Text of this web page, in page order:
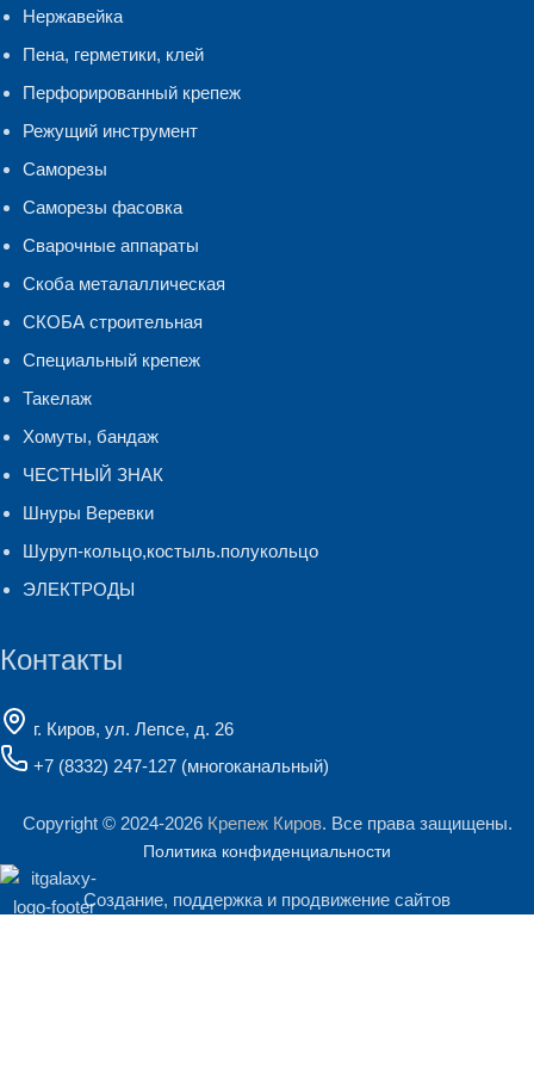
Нержавейка
Пена, герметики, клей
Перфорированный крепеж
Режущий инструмент
Саморезы
Саморезы фасовка
Сварочные аппараты
Скоба металаллическая
СКОБА строительная
Специальный крепеж
Такелаж
Хомуты, бандаж
ЧЕСТНЫЙ ЗНАК
Шнуры Веревки
Шуруп-кольцо,костыль.полукольцо
ЭЛЕКТРОДЫ
Контакты
г. Киров, ул. Лепсе, д. 26
+7 (8332) 247-127 (многоканальный)
Copyright © 2024-2026 Крепеж Киров. Все права защищены.
Политика конфиденциальности
Создание, поддержка и продвижение сайтов